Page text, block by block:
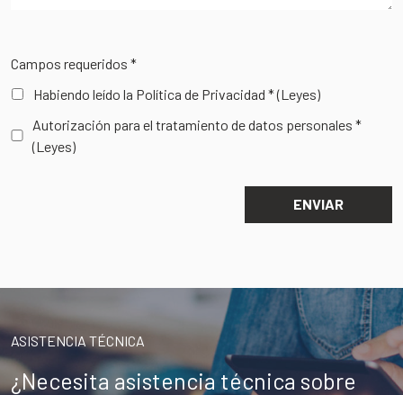
Campos requeridos *
Habiendo leído la Política de Privacidad *(Leyes)
Autorización para el tratamiento de datos personales *
(Leyes)
ASISTENCIA TÉCNICA
¿Necesita asistencia técnica sobre